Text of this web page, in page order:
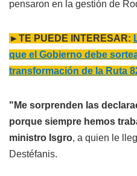
pensaron en la gestión de
►TE PUEDE INTERESAR:
que el Gobierno debe
transformación de la Ruta
"Me sorprenden las
porque siempre hemos
ministro Isgro, a quien le
Destéfanis.